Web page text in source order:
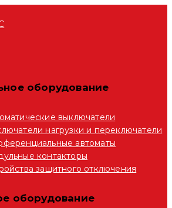
оборудование
выключатели
нагрузки и переключатели
автоматы
контакторы
защитного отключения
оборудование